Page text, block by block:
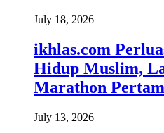
July 18, 2026
ikhlas.com
Hidup Muslim,
Marathon
July 13, 2026